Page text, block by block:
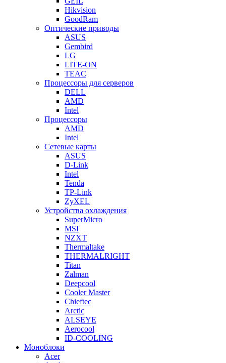
Hikvision
GoodRam
Оптические приводы
ASUS
Gembird
LG
LITE-ON
TEAC
Процессоры для серверов
DELL
AMD
Intel
Процессоры
AMD
Intel
Сетевые карты
ASUS
D-Link
Intel
Tenda
TP-Link
ZyXEL
Устройства охлаждения
SuperMicro
MSI
NZXT
Thermaltake
THERMALRIGHT
Titan
Zalman
Deepcool
Cooler Master
Chieftec
Arctic
ALSEYE
Aerocool
ID-COOLING
Моноблоки
Acer